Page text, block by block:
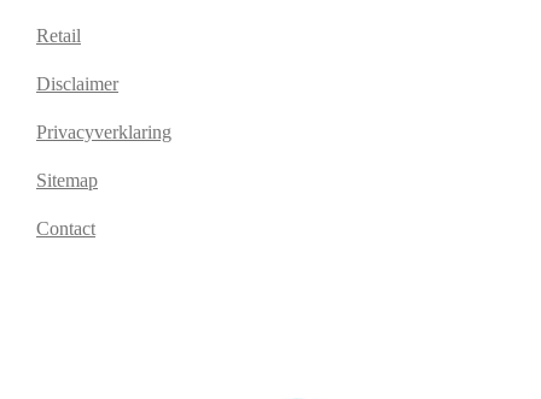
Retail
Disclaimer
Privacyverklaring
Sitemap
Contact